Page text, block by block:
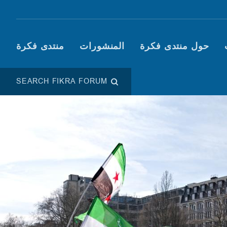
Main navigation (Fikra
حول منتدى فكرة المنشورات منتدى فكرة
SEARCH FIKRA FORUM